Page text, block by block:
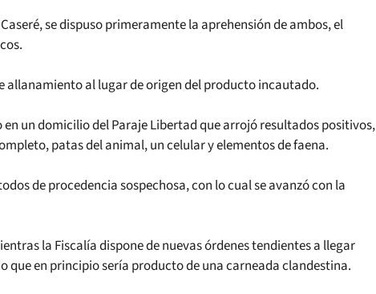
se dispuso primeramente la aprehensión de ambos, el
allanamiento al lugar de origen del producto incautado.
un domicilio del Paraje Libertad que arrojó resultados positivos,
patas del animal, un celular y elementos de faena.
de procedencia sospechosa, con lo cual se avanzó con la
la Fiscalía dispone de nuevas órdenes tendientes a llegar
que en principio sería producto de una carneada clandestina.